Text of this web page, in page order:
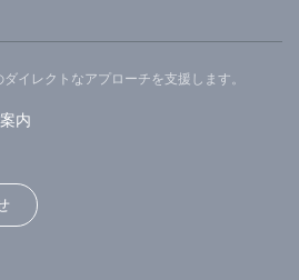
イレクトなアプローチを支援します。
内